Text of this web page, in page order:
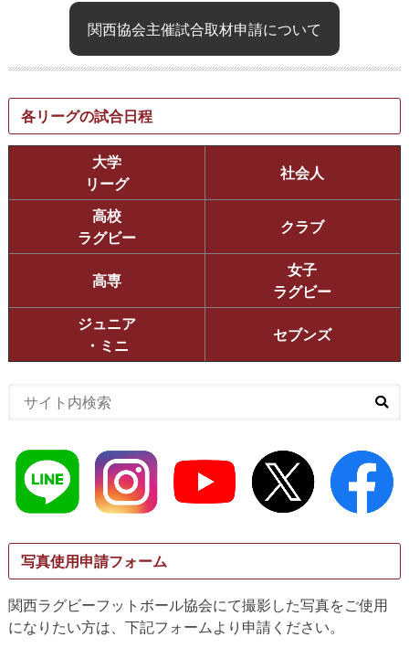
関西協会主催試合取材申請について
各リーグの試合日程
大学
リーグ
社会人
高校
ラグビー
クラブ
高専
女子
ラグビー
ジュニア
・ミニ
セブンズ
写真使用申請フォーム
関西ラグビーフットボール協会にて撮影した写真をご使用
になりたい方は、下記フォームより申請ください。